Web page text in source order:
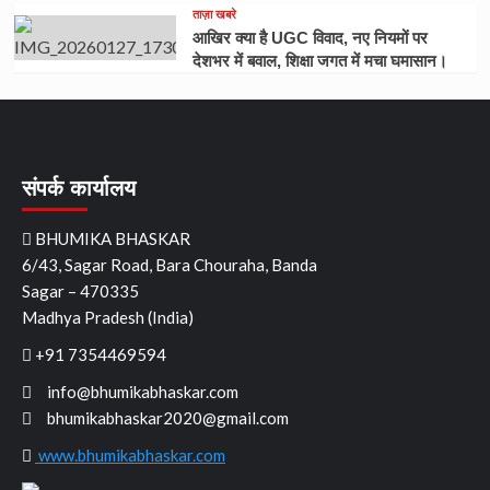
ताज़ा खबरे
आखिर क्या है UGC विवाद, नए नियमों पर
देशभर में बवाल, शिक्षा जगत में मचा घमासान।
संपर्क कार्यालय
BHUMIKA BHASKAR
6/43, Sagar Road, Bara Chouraha, Banda
Sagar – 470335
Madhya Pradesh (India)
+91 7354469594
info@bhumikabhaskar.com
bhumikabhaskar2020@gmail.com
www.bhumikabhaskar.com